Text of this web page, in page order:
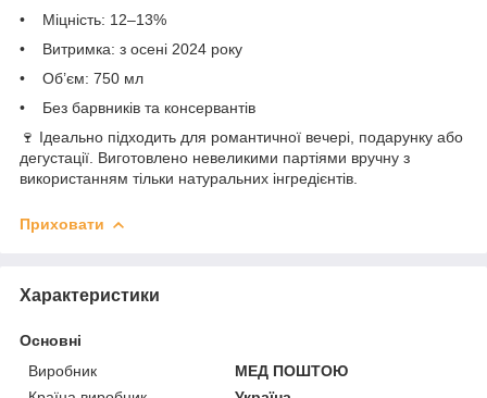
• Міцність: 12–13%
• Витримка: з осені 2024 року
• Об’єм: 750 мл
• Без барвників та консервантів
🍷 Ідеально підходить для романтичної вечері, подарунку або
дегустації. Виготовлено невеликими партіями вручну з
використанням тільки натуральних інгредієнтів.
Приховати
Характеристики
Основні
Виробник
МЕД ПОШТОЮ